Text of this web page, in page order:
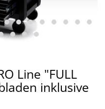
Line "FULL
inklusive